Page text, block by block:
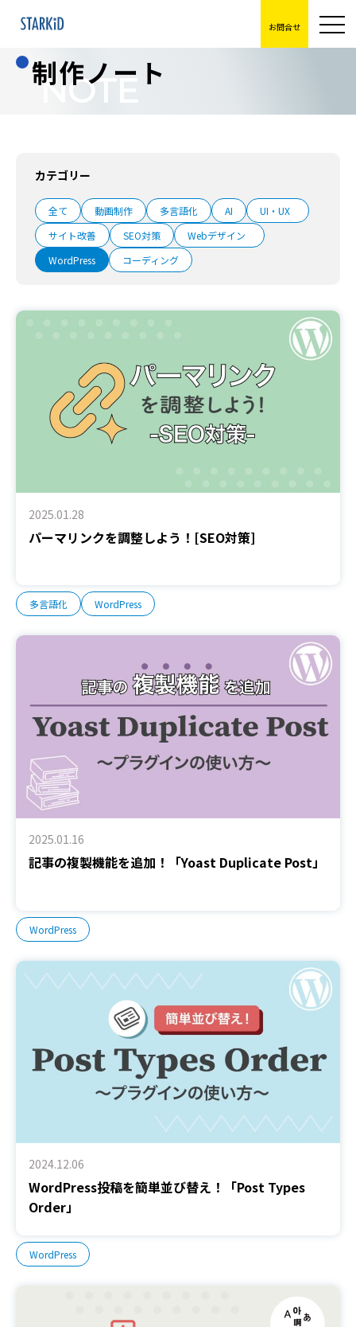
お問合せ
制作ノート
NOTE
カテゴリー
全て 動画制作 多言語化 AI
UI・UX
サイト改善
SEO対策
Webデザイン
WordPress
コーディング
2025.01.28
パーマリンクを調整しよう！[SEO対策]
多言語化 WordPress
2025.01.16
記事の複製機能を追加！「Yoast Duplicate Post」
WordPress
2024.12.06
WordPress投稿を簡単並び替え！「Post Types
Order」
WordPress